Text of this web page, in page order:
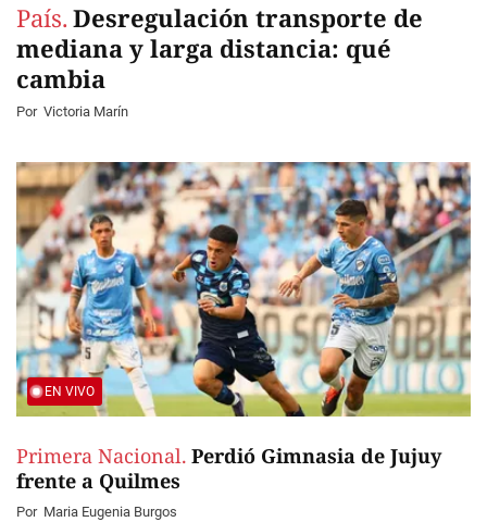
País. Desregulación transporte de
mediana y larga distancia: qué
cambia
Por Victoria Marín
EN VIVO
Primera Nacional. Perdió Gimnasia de Jujuy
frente a Quilmes
Por Maria Eugenia Burgos